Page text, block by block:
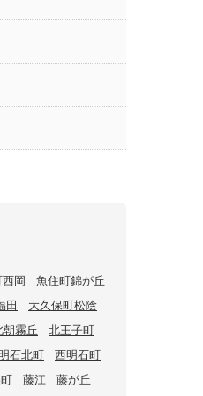
岡
魚住町錦が丘
田
大久保町松陰
朝霧丘
北王子町
石北町
西明石町
藤江 藤が丘